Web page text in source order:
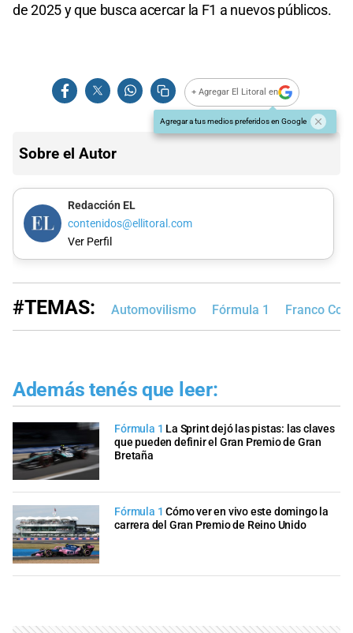
de 2025 y que busca acercar la F1 a nuevos públicos.
+ Agregar El Litoral en
Agregar a tus medios preferidos en Google
Sobre el Autor
Redacción EL
contenidos@ellitoral.com
Ver Perfil
#TEMAS: Automovilismo Fórmula 1 Franco
Además tenés que leer:
Fórmula 1 La Sprint dejó las pistas: las claves
que pueden definir el Gran Premio de Gran
Bretaña
Fórmula 1 Cómo ver en vivo este domingo la
carrera del Gran Premio de Reino Unido